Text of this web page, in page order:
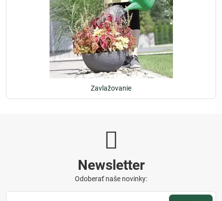
Zavlažovanie
Newsletter
Odoberať naše novinky: